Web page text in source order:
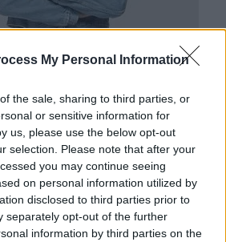
My Personal Information
the sale, sharing to third parties, or
or sensitive information for
us, please use the below opt-out
selection. Please note that after your
you may continue seeing
on personal information utilized by
disclosed to third parties prior to
separately opt-out of the further
information by third parties on the